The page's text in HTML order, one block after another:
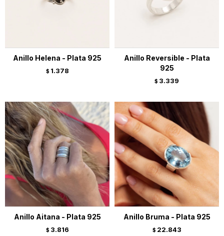
Anillo Helena - Plata 925
$ 1.378
Anillo Reversible - Plata
925
$ 3.339
Anillo Aitana - Plata 925
$ 3.816
Anillo Bruma - Plata 925
$ 22.843